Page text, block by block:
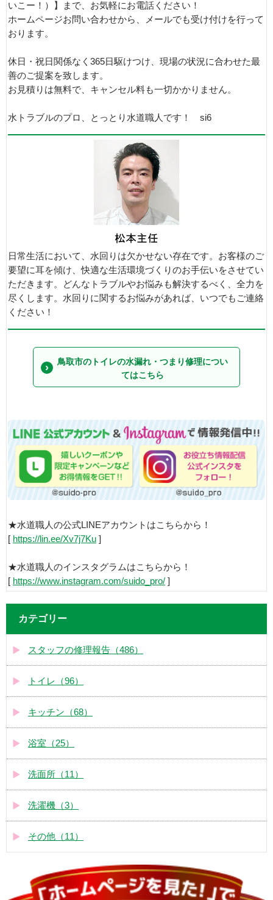
いこー！）】まで、お気軽にお電話ください！
ホームページお問い合わせから、メールでも受け付けを行って
おります。
休日・祝日関係なく365日駆けつけ、現場の状況に合わせた最
善のご提案を致します。
お見積りは無料で、キャンセル料も一切かかりません。
水トラブルのプロ、とっとり水道職人です！ si6
日常生活において、水回りは欠かせない存在です。お客様のご
要望に耳を傾け、快適な生活環境づくりのお手伝いをさせてい
ただきます。どんなトラブルやお悩みも解決するべく、全力を
尽くします。水回りに関するお悩みがあれば、いつでもご連絡
ください！
鳥取市のトイレの水漏れ・つまり修理につい
てはこちら
★水道職人の公式LINEアカウントはこちらから！
[ https://lin.ee/Xv7j7Ku ]
★水道職人のインスタグラムはこちらから！
[ https://www.instagram.com/suido_pro/ ]
カテゴリー
スタッフの修理報告（486）
トイレ（96）
キッチン（68）
浴室（25）
洗面所（11）
洗濯機（3）
その他（11）